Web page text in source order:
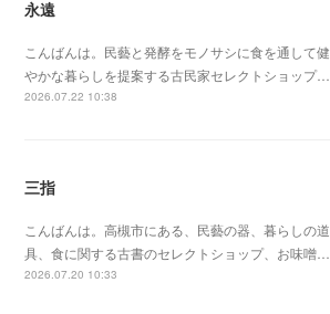
永遠
こんばんは。民藝と発酵をモノサシに食を通して健
やかな暮らしを提案する古民家セレクトショップ…
2026.07.22 10:38
三指
こんばんは。高槻市にある、民藝の器、暮らしの道
具、食に関する古書のセレクトショップ、お味噌…
2026.07.20 10:33